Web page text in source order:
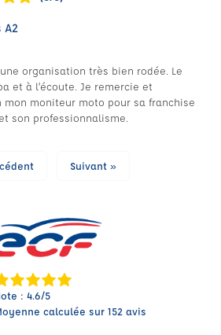
A2
organisation très bien rodée. Le
et à l’écoute. Je remercie et
mon moniteur moto pour sa franchise
son professionnalisme.
Suivant »
: 4.6/5
calculée sur 152 avis